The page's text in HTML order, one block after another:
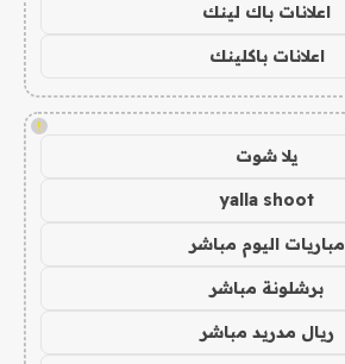
اعلانات باك لينك
اعلانات باكلينك
!
يلا شوت
yalla shoot
مباريات اليوم مباشر
برشلونة مباشر
ريال مدريد مباشر